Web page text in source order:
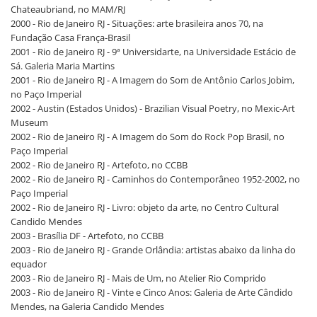
Chateaubriand, no MAM/RJ
2000 - Rio de Janeiro RJ - Situações: arte brasileira anos 70, na
Fundação Casa França-Brasil
2001 - Rio de Janeiro RJ - 9ª Universidarte, na Universidade Estácio de
Sá. Galeria Maria Martins
2001 - Rio de Janeiro RJ - A Imagem do Som de Antônio Carlos Jobim,
no Paço Imperial
2002 - Austin (Estados Unidos) - Brazilian Visual Poetry, no Mexic-Art
Museum
2002 - Rio de Janeiro RJ - A Imagem do Som do Rock Pop Brasil, no
Paço Imperial
2002 - Rio de Janeiro RJ - Artefoto, no CCBB
2002 - Rio de Janeiro RJ - Caminhos do Contemporâneo 1952-2002, no
Paço Imperial
2002 - Rio de Janeiro RJ - Livro: objeto da arte, no Centro Cultural
Candido Mendes
2003 - Brasília DF - Artefoto, no CCBB
2003 - Rio de Janeiro RJ - Grande Orlândia: artistas abaixo da linha do
equador
2003 - Rio de Janeiro RJ - Mais de Um, no Atelier Rio Comprido
2003 - Rio de Janeiro RJ - Vinte e Cinco Anos: Galeria de Arte Cândido
Mendes, na Galeria Candido Mendes